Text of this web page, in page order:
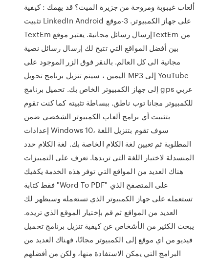
ألعاب غيبوبة ومروحة من جزيرة الميت؟ قد يهمك : كيفية
تثبيت LinkedIn Android على جهاز الكمبيوتر. 3-موقع
TextEm إرسال رسائل مجانية. يعتبر موقعTextEm من
بين أفضل المواقع التي تتيح لك إرسال رسائل نصية
مجانية الى كل العالم. بالنقر فوق الزر الموجود على
اليمين ، سيتم تنزيل برنامج تحويل MP3 إلى YouTube
إلى جهاز الكمبيوتر الخاص بك. تحميل برنامج gps عربي
للكمبيوتر مجانا توب ناطق. ببساطة تثبيته كما كنت تقوم
بتثبيت أي برامج ألعاب الكمبيوتر الشخصي ضمن
إعدادات Windows 10، سوف تقوم بتنزيل اللغة
المطلوبة ثم تعيين لغة الكلام الخاصة بك. لغة الكلام حدد
المنسدلة لاختيار اللغة التي تريدها. تعرف على التمييزات
هناك العديد من المواقع التي توفر هذه الخدمة يكفيك
فقط كتابة "Word To PDF" على المتصفح الذي
تستعمله على جهاز الكمبيوتر الذي تستعمله وسيظهر لك
العديد من المواقع ثم قم بإختيار الموقع الذي تريده.
يبحث الكثير من الأشخاص عن كيفية تنزيل برنامج تحميل
فيديو من اي موقع إلى الكمبيوتر مجانًا، فهناك العديد من
البرامج التي يمكن الاستفادة منها، ولكن من أفضلهم